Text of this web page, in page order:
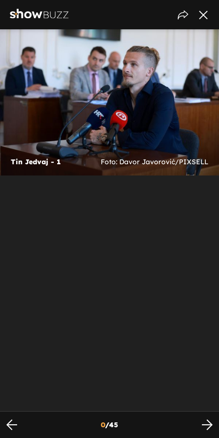
Tin Jedvaj - 1 Foto: Davor Javorović/PIXSELL
0/45